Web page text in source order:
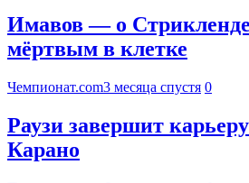
Имавов — о
мёртвым в клетке
Чемпионат.com3 месяца спустя 0
Раузи завершит
Карано